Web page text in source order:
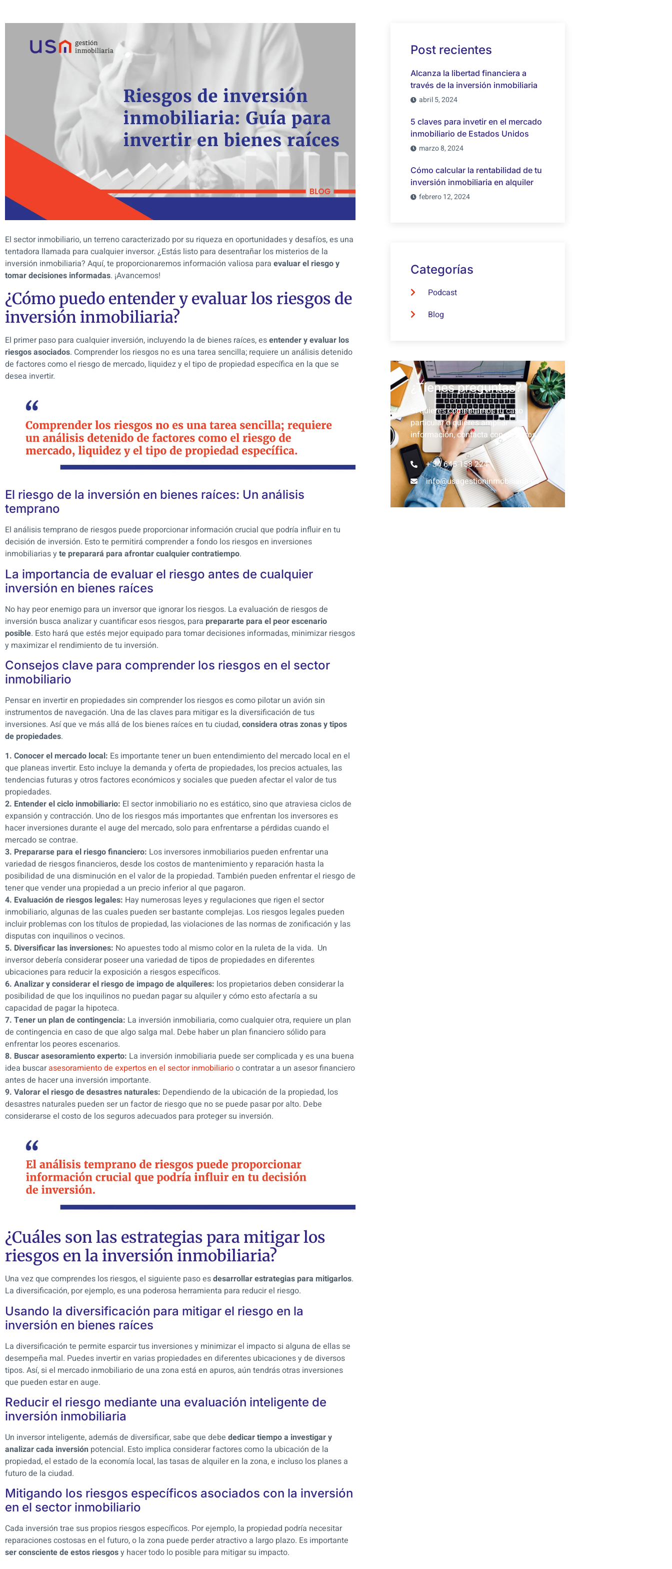
El sector inmobiliario, un terreno caracterizado por su riqueza en oportunidades y desafíos, es una
tentadora llamada para cualquier inversor. ¿Estás listo para desentrañar los misterios de la
inversión inmobiliaria? Aquí, te proporcionaremos información valiosa para evaluar el riesgo y
tomar decisiones informadas. ¡Avancemos!
¿Cómo puedo entender y evaluar los riesgos de
inversión inmobiliaria?
El primer paso para cualquier inversión, incluyendo la de bienes raíces, esentender y evaluar los
riesgos asociados. Comprender los riesgos no es una tarea sencilla; requiere un análisis detenido
de factores como el riesgo de mercado, liquidez y el tipo de propiedad específica en la que se
desea invertir.
El riesgo de la inversión en bienes raíces: Un análisis
temprano
El análisis temprano de riesgos puede proporcionar información crucial que podría influir en tu
decisión de inversión. Esto te permitirá comprender a fondo los riesgos en inversiones
inmobiliarias yte preparará para afrontar cualquier contratiempo.
La importancia de evaluar el riesgo antes de cualquier
inversión en bienes raíces
No hay peor enemigo para un inversor que ignorar los riesgos. La evaluación de riesgos de
inversión busca analizar y cuantificar esos riesgos, para prepararte para el peor escenario
posible. Esto hará que estés mejor equipado para tomar decisiones informadas, minimizar riesgos
y maximizar el rendimiento de tu inversión.
Consejos clave para comprender los riesgos en el sector
inmobiliario
Pensar en invertir en propiedades sin comprender los riesgos es como pilotar un avión sin
instrumentos de navegación. Una de las claves para mitigar es la diversificación de tus
inversiones. Así que ve más allá de los bienes raíces en tu ciudad,considera otras zonas y tipos
de propiedades.
1. Conocer el mercado local: Es importante tener un buen entendimiento del mercado local en el
que planeas invertir. Esto incluye la demanda y oferta de propiedades, los precios actuales, las
tendencias futuras y otros factores económicos y sociales que pueden afectar el valor de tus
propiedades.
2. Entender el ciclo inmobiliario: El sector inmobiliario no es estático, sino que atraviesa ciclos de
expansión y contracción. Uno de los riesgos más importantes que enfrentan los inversores es
hacer inversiones durante el auge del mercado, solo para enfrentarse a pérdidas cuando el
mercado se contrae.
3. Prepararse para el riesgo financiero: Los inversores inmobiliarios pueden enfrentar una
variedad de riesgos financieros, desde los costos de mantenimiento y reparación hasta la
posibilidad de una disminución en el valor de la propiedad. También pueden enfrentar el riesgo de
tener que vender una propiedad a un precio inferior al que pagaron.
4. Evaluación de riesgos legales: Hay numerosas leyes y regulaciones que rigen el sector
inmobiliario, algunas de las cuales pueden ser bastante complejas. Los riesgos legales pueden
incluir problemas con los títulos de propiedad, las violaciones de las normas de zonificación y las
disputas con inquilinos o vecinos.
5. Diversificar las inversiones: No apuestes todo al mismo color en la ruleta de la vida. Un
inversor debería considerar poseer una variedad de tipos de propiedades en diferentes
ubicaciones para reducir la exposición a riesgos específicos.
6. Analizar y considerar el riesgo de impago de alquileres: los propietarios deben considerar la
posibilidad de que los inquilinos no puedan pagar su alquiler y cómo esto afectaría a su
capacidad de pagar la hipoteca.
7. Tener un plan de contingencia: La inversión inmobiliaria, como cualquier otra, requiere un plan
de contingencia en caso de que algo salga mal. Debe haber un plan financiero sólido para
enfrentar los peores escenarios.
8. Buscar asesoramiento experto: La inversión inmobiliaria puede ser complicada y es una buena
idea buscarasesoramiento de expertos en el sector inmobiliarioo contratar a un asesor financiero
antes de hacer una inversión importante.
9. Valorar el riesgo de desastres naturales: Dependiendo de la ubicación de la propiedad, los
desastres naturales pueden ser un factor de riesgo que no se puede pasar por alto. Debe
considerarse el costo de los seguros adecuados para proteger su inversión.
¿Cuáles son las estrategias para mitigar los
riesgos en la inversión inmobiliaria?
Una vez que comprendes los riesgos, el siguiente paso esdesarrollar estrategias para mitigarlos.
La diversificación, por ejemplo, es una poderosa herramienta para reducir el riesgo.
Usando la diversificación para mitigar el riesgo en la
inversión en bienes raíces
La diversificación te permite esparcir tus inversiones y minimizar el impacto si alguna de ellas se
desempeña mal. Puedes invertir en varias propiedades en diferentes ubicaciones y de diversos
tipos. Así, si el mercado inmobiliario de una zona está en apuros, aún tendrás otras inversiones
que pueden estar en auge.
Reducir el riesgo mediante una evaluación inteligente de
inversión inmobiliaria
Un inversor inteligente, además de diversificar, sabe que debe dedicar tiempo a investigar y
analizar cada inversión potencial. Esto implica considerar factores como la ubicación de la
propiedad, el estado de la economía local, las tasas de alquiler en la zona, e incluso los planes a
futuro de la ciudad.
Mitigando los riesgos específicos asociados con la inversión
en el sector inmobiliario
Cada inversión trae sus propios riesgos específicos. Por ejemplo, la propiedad podría necesitar
reparaciones costosas en el futuro, o la zona puede perder atractivo a largo plazo. Es importante
ser consciente de estos riesgosy hacer todo lo posible para mitigar su impacto.
Post recientes
Alcanza la libertad financiera a
través de la inversión inmobiliaria
abril 5, 2024
5 claves para invetir en el mercado
inmobiliario de Estados Unidos
marzo 8, 2024
Cómo calcular la rentabilidad de tu
inversión inmobiliaria en alquiler
febrero 12, 2024
Categorías
Podcast
Blog
¿Tienes preguntas?
Si quieres comentarnos tu caso
particular o quieres ampliar
información, contacta con nosotros
+ 34 645 158 224
info@usagestioninmobiliaria.es